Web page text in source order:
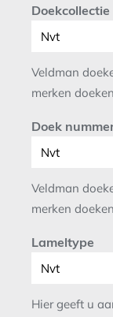
Doekcollectie
Veldman
merken
Doek
Veldman
merken
Lameltype
Hier geeft u